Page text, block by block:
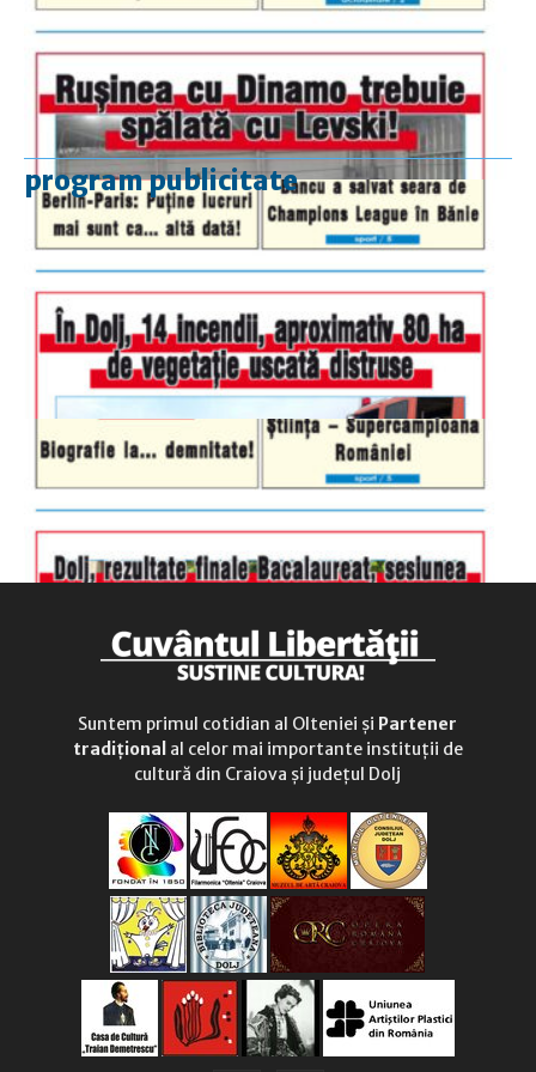
program publicitate
luni-vineri
9.00 - 17.00
duminică
9.00 - 12.00
Suntem primul cotidian al Olteniei și Partener
tradițional al celor mai importante instituții de
cultură din Craiova și județul Dolj